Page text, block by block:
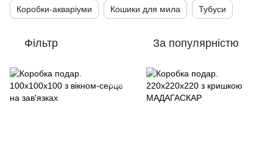
Коробки-акваріуми Кошики для мила Тубуси
Фільтр За популярністю